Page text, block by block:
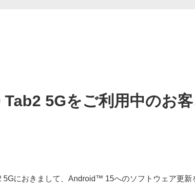
5Gをご利用中のお
におきまして、Android™ 15へのソフトウェア更新